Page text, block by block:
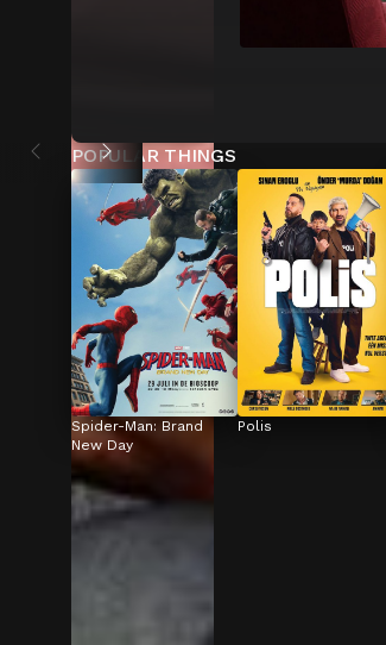
POPULAR THINGS
Spider-Man: Brand
New Day
Polis